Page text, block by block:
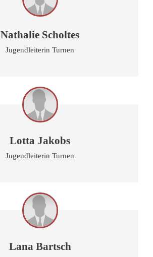
Nathalie Scholtes
Jugendleiterin Turnen
Lotta Jakobs
Jugendleiterin Turnen
Lana Bartsch